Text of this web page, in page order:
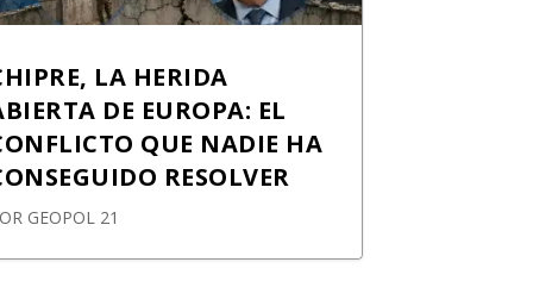
LA HERIDA
DE EUROPA: EL
QUE NADIE HA
RESOLVER
GEOPOL 21